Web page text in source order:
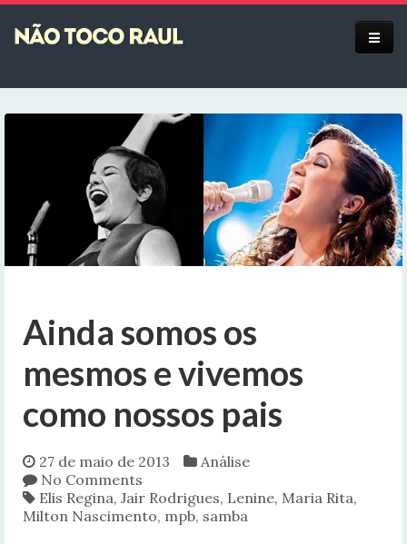
Equipe
Ainda somos os
mesmos e vivemos
como nossos pais
27 de maio de 2013
Análise
No Comments
Elis Regina, Jair Rodrigues, Lenine, Maria Rita,
Milton Nascimento, mpb, samba